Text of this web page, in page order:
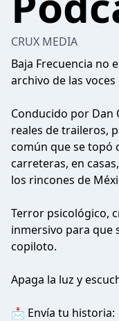
CRUX MEDIA
Baja Frecuencia no
archivo de las
Conducido por
reales de traileros,
común que se topó
carreteras, en
los rincones de
Terror psicológico,
inmersivo para que
copiloto.
Apaga la luz y
📩 Envía tu historia: